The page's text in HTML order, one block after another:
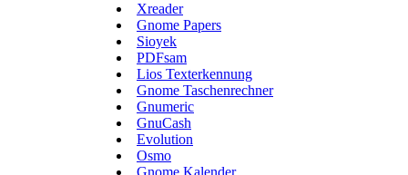
Xreader
Gnome Papers
Sioyek
PDFsam
Lios Texterkennung
Gnome Taschenrechner
Gnumeric
GnuCash
Evolution
Osmo
Gnome Kalender